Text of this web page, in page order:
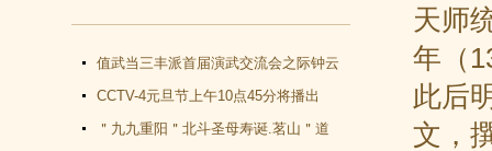
值武当三丰派首届演武交流会之际钟云
龙道长再收新徒
CCTV-4元旦节上午10点45分将播出
《武当功夫传人 钟云龙》纪录片
＂九九重阳＂北斗圣母寿诞.茗山＂道
天师
年（
此后
文，